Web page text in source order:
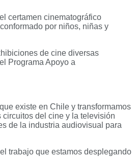
certamen cinematográfico
por niños, niñas y
de cine diversas
Programa Apoyo a
existe en Chile y transformamos
del cine y la televisión
de la industria audiovisual para
trabajo que estamos desplegando